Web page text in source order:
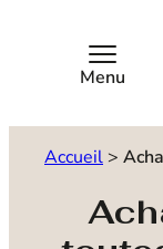
Menu
Accueil >